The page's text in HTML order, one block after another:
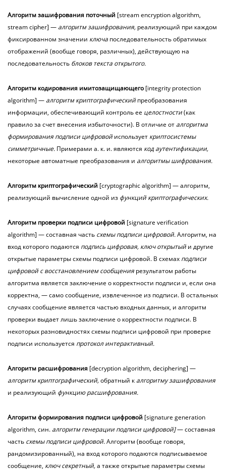
Алгоритмзашифрования поточный [stream encryption algorithm,
stream cipher] — алгоритм зашифрования, реализующий при каждом
фиксированном значении ключа последовательность обратимых
отображений (вообще говоря, различных), действующую на
последовательность блоков текста открытого.
Алгоритм кодирования имитозащищающего [integrity protection
algorithm] — алгоритм криптографический преобразования
информации, обеспечивающий контроль ее целостности(как
правило за счет внесения избыточности). В отличие от алгоритма
формирования подписи цифровой использует криптосистемы
симметричные. Примерами а. к. и. являются код аутентификации,
некоторые автоматные преобразования и алгоритмы шифрования.
Алгоритм криптографический [cryptographic algorithm] — алгоритм,
реализующий вычисление одной из функций криптографических.
Алгоритм проверки подписи цифровой [signature verification
algorithm] — составная часть схемы подписи цифровой.Алгоритм, на
вход которого подаются подпись цифровая, ключ открытый и другие
открытые параметры схемы подписи цифровой. В схемах подписи
цифровой с восстановлением сообщения результатом работы
алгоритма является заключение о корректности подписи и, если она
корректна, — само сообщение, извлеченное из подписи. В остальных
случаях сообщение является частью входных данных, и алгоритм
проверки выдает лишь заключение о корректности подписи. В
некоторых разновидностях схемы подписи цифровой при проверке
подписи используется протокол интерактивный.
Алгоритм расшифрования [decryption algorithm, deciphering] —
алгоритм криптографический,обратный к алгоритму зашифрования
и реализующий функцию расшифрования.
Алгоритмформирования подписи цифровой [signature generation
algorithm, син. алгоритм генерации подписи цифровой]— составная
часть схемы подписи цифровой.Алгоритм (вообще говоря,
рандомизированный), на вход которого подаются подписываемое
сообщение, ключ секретный,а также открытые параметры схемы